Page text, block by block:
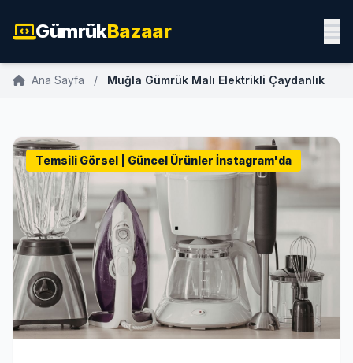
GümrükBazaar
Ana Sayfa / Muğla Gümrük Malı Elektrikli Çaydanlık
Temsili Görsel | Güncel Ürünler İnstagram'da